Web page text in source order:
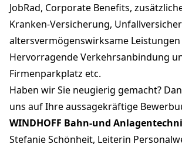
JobRad, Corporate Benefits,
Kranken-Versicherung,
altersvermögenswirksame Leistungen
Hervorragende Verkehrsanbindung
Firmenparkplatz etc.
Haben wir Sie neugierig gemacht?
uns auf Ihre aussagekräftige
WINDHOFF Bahn-und
Stefanie Schönheit, Leiterin